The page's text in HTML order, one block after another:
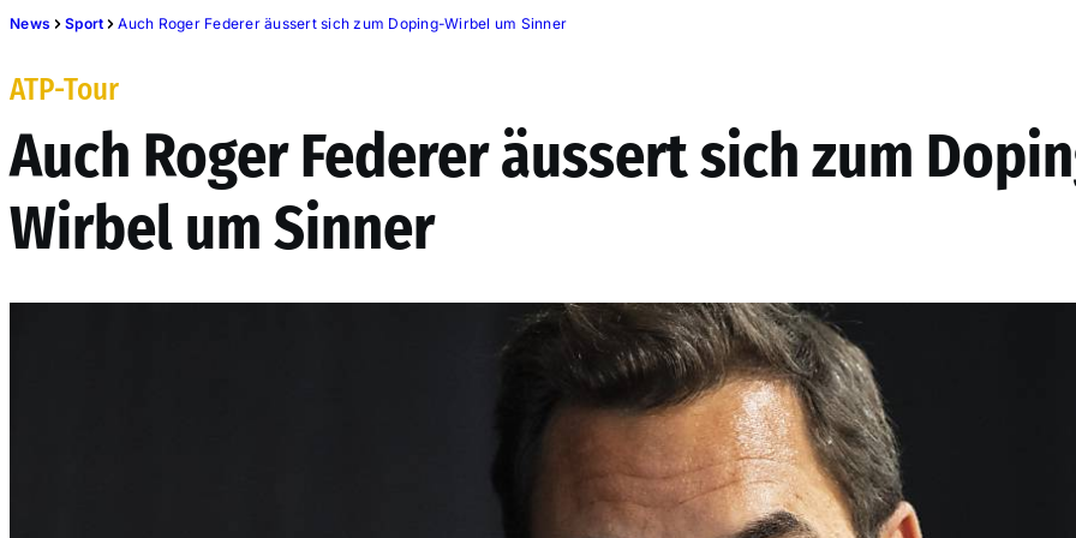
News Sport Auch Roger Federer äussert sich zum Doping-Wirbel um Sinner
ATP-Tour
Auch Roger Federer äussert sich zum
Wirbel um Sinner